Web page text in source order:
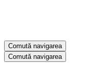
Comută navigarea
Comută navigarea